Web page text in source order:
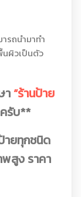
รถนำมาทำ
นผิวเป็นตัว
า “ร้านป้าย
รับ**
ายทุกชนิด
สูง ราคา